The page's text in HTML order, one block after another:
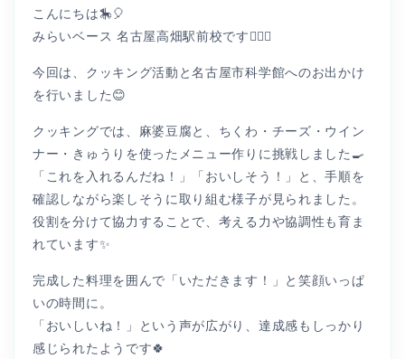
こんにちは🎠🎈
みらいベース 名古屋高畑駅前校です👩🏻‍⚕️
今回は、クッキング活動と名古屋市科学館へのお出かけ
を行いました😊
クッキングでは、麻婆豆腐と、ちくわ・チーズ・ウイン
ナー・きゅうりを使ったメニュー作りに挑戦しました🍳
「これを入れるんだね！」「おいしそう！」と、手順を
確認しながら楽しそうに取り組む様子が見られました。
役割を分けて協力することで、考える力や協調性も育ま
れています✨
完成した料理を囲んで「いただきます！」と笑顔いっぱ
いの時間に。
「おいしいね！」という声が広がり、達成感もしっかり
感じられたようです🍀